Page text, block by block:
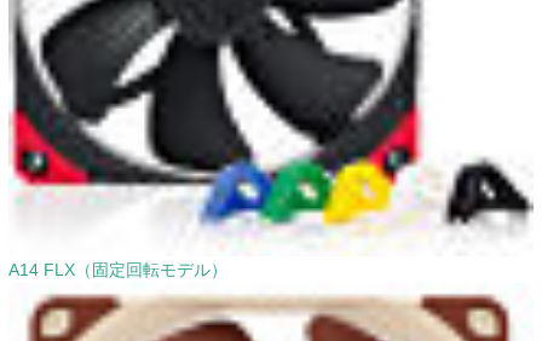
A14 FLX（固定回転モデル）